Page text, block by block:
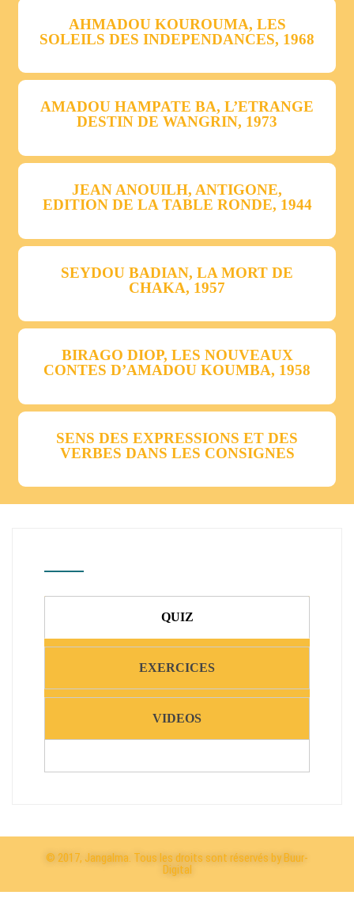
AHMADOU KOUROUMA, LES
SOLEILS DES INDEPENDANCES, 1968
AMADOU HAMPATE BA, L’ETRANGE
DESTIN DE WANGRIN, 1973
JEAN ANOUILH, ANTIGONE,
EDITION DE LA TABLE RONDE, 1944
SEYDOU BADIAN, LA MORT DE
CHAKA, 1957
BIRAGO DIOP, LES NOUVEAUX
CONTES D’AMADOU KOUMBA, 1958
SENS DES EXPRESSIONS ET DES
VERBES DANS LES CONSIGNES
QUIZ
EXERCICES
VIDEOS
© 2017, Jangalma. Tous les droits sont réservés by Buur-
Digital